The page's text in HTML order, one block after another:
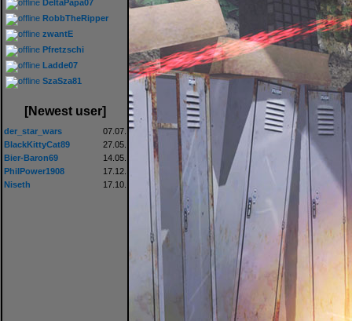
DeltaPapa07
RobbTheRipper
zwantE
Pfretzschi
Ladde07
SzaSza81
[Newest user]
der_star_wars
07.07.
BlackKittyCat89
27.05.
Bier-Baron69
14.05.
PhilPower1908
17.12.
Niseth
17.10.